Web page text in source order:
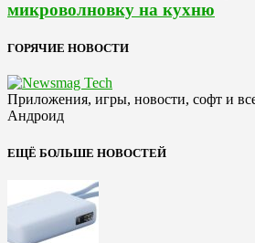
микроволновку на кухню
ГОРЯЧИЕ НОВОСТИ
Приложения, игры, новости, софт и
Андроид
ЕЩЁ БОЛЬШЕ НОВОСТЕЙ